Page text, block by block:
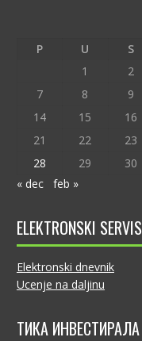
P U S
1
2
7
8 9
14
15 16
21
22 23
28
29 30
« dec
feb »
ELEKTRONSKI
Elektronski dnevnik
Ucenje na daljinu
ТИКА